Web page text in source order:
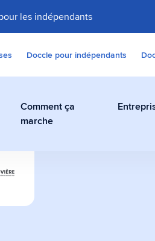
les indépendants
Doccle pour indépendants
vos factures, contrats et autres
Comment ça
marche